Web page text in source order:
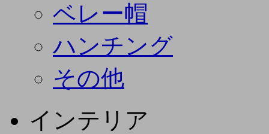
ベレー帽
ハンチング
その他
インテリア